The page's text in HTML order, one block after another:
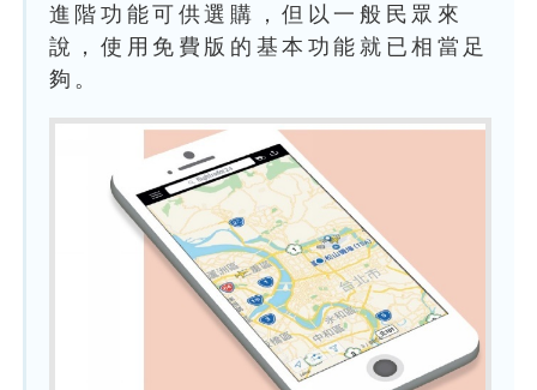
進階功能可供選購，但以一般民眾來
說，使用免費版的基本功能就已相當足
夠。